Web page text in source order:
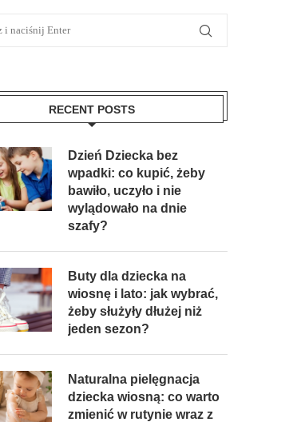
RECENT POSTS
Dzień Dziecka bez
wpadki: co kupić, żeby
bawiło, uczyło i nie
wylądowało na dnie
szafy?
Buty dla dziecka na
wiosnę i lato: jak wybrać,
żeby służyły dłużej niż
jeden sezon?
Naturalna pielęgnacja
dziecka wiosną: co warto
zmienić w rutynie wraz z